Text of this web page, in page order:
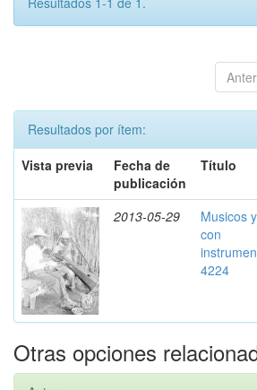
Resultados por ítem:
Vista previa
Fecha de
publicación
Título
2013-05-29
Musicos
con
4224
Otras opciones